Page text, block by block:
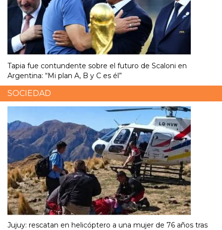
Tapia fue contundente sobre el futuro de Scaloni en
Argentina: “Mi plan A, B y C es él”
SOCIEDAD
Jujuy: rescatan en helicóptero a una mujer de 76 años tras